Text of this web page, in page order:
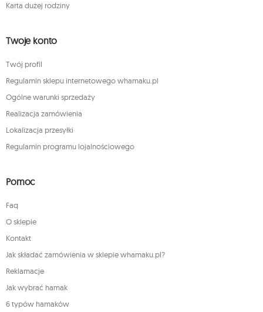
Karta dużej rodziny
Twoje konto
Twój profil
Regulamin sklepu internetowego whamaku.pl
Ogólne warunki sprzedaży
Realizacja zamówienia
Lokalizacja przesyłki
Regulamin programu lojalnościowego
Pomoc
Faq
O sklepie
Kontakt
Jak składać zamówienia w sklepie whamaku.pl?
Reklamacje
Jak wybrać hamak
6 typów hamaków